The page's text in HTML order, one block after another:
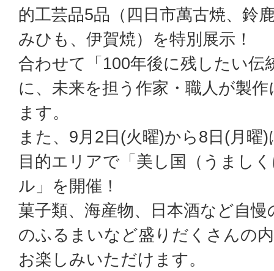
的工芸品5品（四日市萬古焼、鈴
みひも、伊賀焼）を特別展示！
合わせて「100年後に残したい伝
に、未来を担う作家・職人が製
ます。
また、9月2日(火曜)から8日(月曜
目的エリアで「美し国（うまし
ル」を開催！
菓子類、海産物、日本酒など自
のふるまいなど盛りだくさんの
お楽しみいただけます。